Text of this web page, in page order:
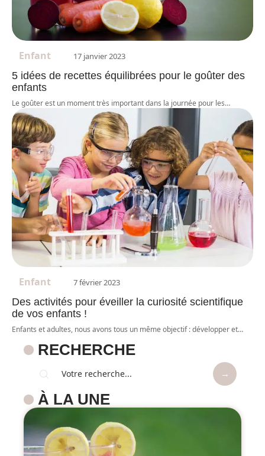
Enfant 17 janvier 2023
5 idées de recettes équilibrées pour le goûter des
enfants
Le goûter est un moment très important dans la journée pour les…
Enfant 7 février 2023
Des activités pour éveiller la curiosité scientifique
de vos enfants !
Enfants et adultes, nous avons tous un même objectif : développer et…
RECHERCHE
À LA UNE